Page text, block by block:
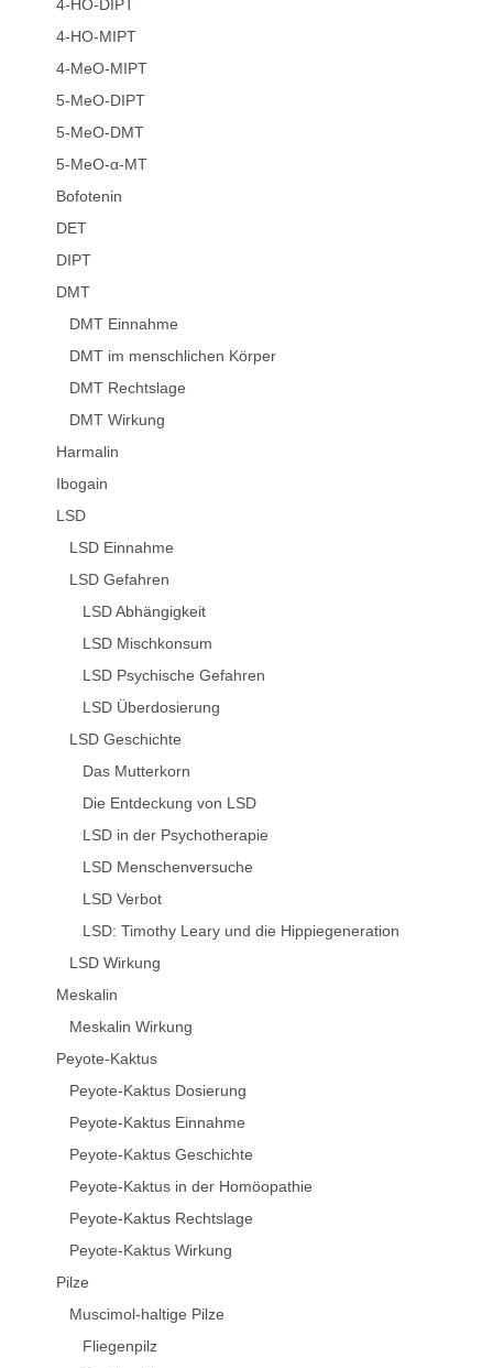
4-HO-DIPT
4-HO-MIPT
4-MeO-MIPT
5-MeO-DIPT
5-MeO-DMT
5-MeO-α-MT
Bofotenin
DET
DIPT
DMT
DMT Einnahme
DMT im menschlichen Körper
DMT Rechtslage
DMT Wirkung
Harmalin
Ibogain
LSD
LSD Einnahme
LSD Gefahren
LSD Abhängigkeit
LSD Mischkonsum
LSD Psychische Gefahren
LSD Überdosierung
LSD Geschichte
Das Mutterkorn
Die Entdeckung von LSD
LSD in der Psychotherapie
LSD Menschenversuche
LSD Verbot
LSD: Timothy Leary und die Hippiegeneration
LSD Wirkung
Meskalin
Meskalin Wirkung
Peyote-Kaktus
Peyote-Kaktus Dosierung
Peyote-Kaktus Einnahme
Peyote-Kaktus Geschichte
Peyote-Kaktus in der Homöopathie
Peyote-Kaktus Rechtslage
Peyote-Kaktus Wirkung
Pilze
Muscimol-haltige Pilze
Fliegenpilz